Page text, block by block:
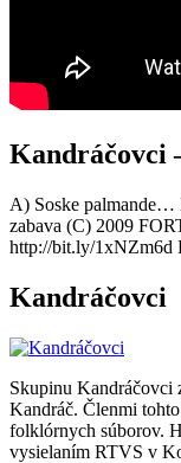
Kandráčovci
A) Soske
zabava (C) 2009
http://bit.ly/1xNZm6d
Kandráčovci
Skupinu Kandráčovci
Kandráč. Členmi
folklórnych súborov.
vysielaním RTVS v